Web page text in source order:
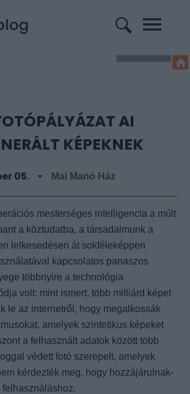
AI
KÉPEKNEK
05. Mai Manó Ház
mesterséges intelligencia a múlt
a köztudatba, a társadalmunk a
lelkesedésen át sokféleképpen
kapcsolatos panaszos
többnyire a technológia
volt: mint ismert, több milliárd képet
le az internetről, hogy megalkossák
amelyek szintetikus képeket
a felhasznált adatok között több
védett fotó szerepelt, amelyek
kérdezték meg, hogy hozzájárulnak-